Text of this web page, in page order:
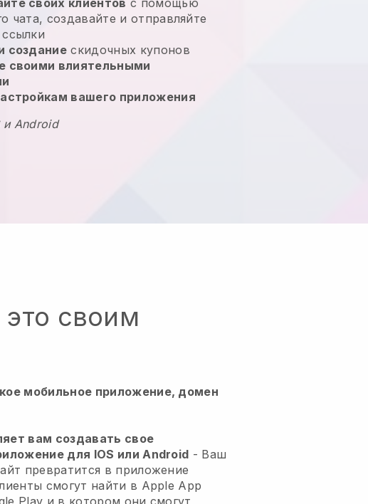
чата, создавайте и отправляйте
создание скидочных купонов
своими влиятельными
вашего приложения
и Android
своим
мобильное приложение, домен
вам создавать свое
для IOS или Android - Ваш
превратится в приложение
смогут найти в Apple App
Play и в котором они смогут